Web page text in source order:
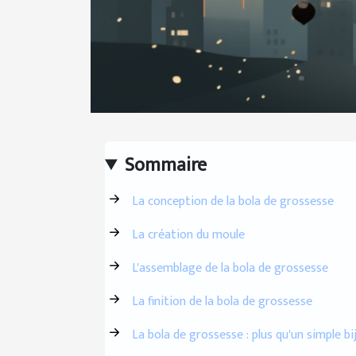
Sommaire
La conception de la bola de grossesse
La création du moule
L'assemblage de la bola de grossesse
La finition de la bola de grossesse
La bola de grossesse : plus qu'un simple